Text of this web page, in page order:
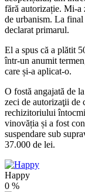
fără autorizație. Mi-a
de urbanism. La final
declarat primarul.
El a spus că a plătit
într-un anumit
care și-a aplicat-o.
O fostă angajată de
zeci de autorizaţii de
rechizitoriului
vinovăția și a fost
suspendare sub
37.000 de lei.
Happy
0 %